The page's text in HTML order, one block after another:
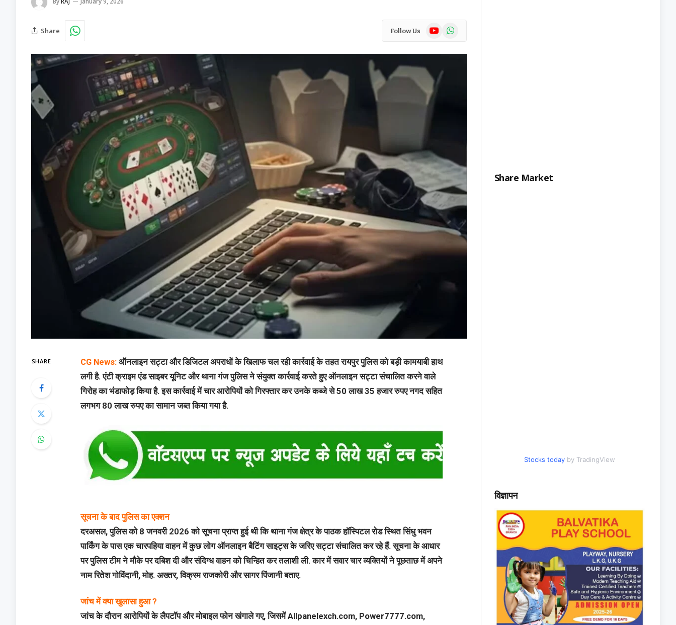
Share Follow Us YouTubeWhatsApp
SHARE CG News: ऑनलाइन सट्टा और डिजिटल अपराधों के खिलाफ चल रही कार्रवाई के तहत रायपुर पुलिस को बड़ी कामयाबी हाथ
लगी है. एंटी क्राइम एंड साइबर यूनिट और थाना गंज पुलिस ने संयुक्त कार्रवाई करते हुए ऑनलाइन सट्टा संचालित करने वाले
गिरोह का भंडाफोड़ किया है. इस कार्रवाई में चार आरोपियों को गिरफ्तार कर उनके कब्जे से 50 लाख 35 हजार रुपए नगद सहित
लगभग 80 लाख रुपए का सामान जब्त किया गया है.
सूचना के बाद पुलिस का एक्शन
दरअसल, पुलिस को 8 जनवरी 2026 को सूचना प्राप्त हुई थी कि थाना गंज क्षेत्र के पाठक हॉस्पिटल रोड स्थित सिंधु भवन
पार्किंग के पास एक चारपहिया वाहन में कुछ लोग ऑनलाइन बैटिंग साइट्स के जरिए सट्टा संचालित कर रहे हैं. सूचना के आधार
पर पुलिस टीम ने मौके पर दबिश दी और संदिग्ध वाहन को चिन्हित कर तलाशी ली. कार में सवार चार व्यक्तियों ने पूछताछ में अपने
नाम रितेश गोविंदानी, मोह. अख्तर, विक्रम राजकोरी और सागर पिंजानी बताए.
जांच में क्या खुलासा हुआ ?
जांच के दौरान आरोपियों के लैपटॉप और मोबाइल फोन खंगाले गए, जिसमें Allpanelexch.com, Power7777.com,
Share Market
Stocks today by TradingView
विज्ञापन